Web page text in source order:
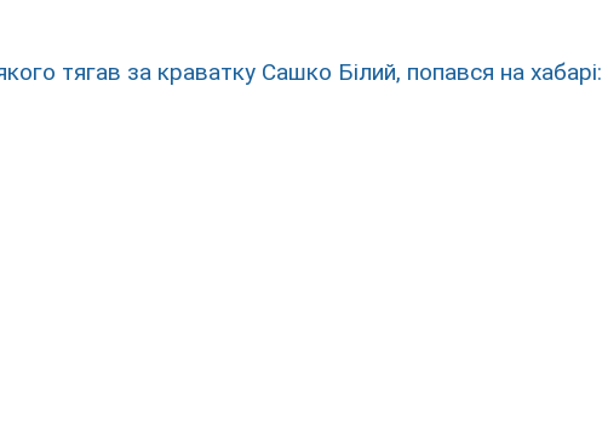
тягав за краватку Сашко Білий, попався на хабарі: